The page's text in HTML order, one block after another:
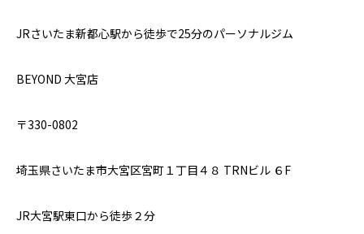
JRさいたま新都心駅から徒歩で25分のパーソナルジム
BEYOND 大宮店
〒330-0802
埼玉県さいたま市大宮区宮町１丁目４８ TRNビル ６F
JR大宮駅東口から徒歩２分